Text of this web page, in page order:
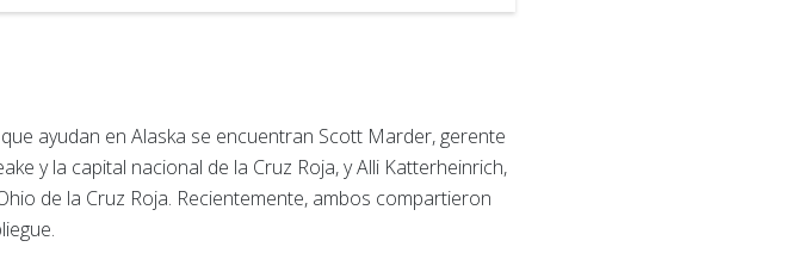
ayudan en Alaska se encuentran Scott Marder, gerente
y la capital nacional de la Cruz Roja, y Alli Katterheinrich,
de la Cruz Roja. Recientemente, ambos compartieron